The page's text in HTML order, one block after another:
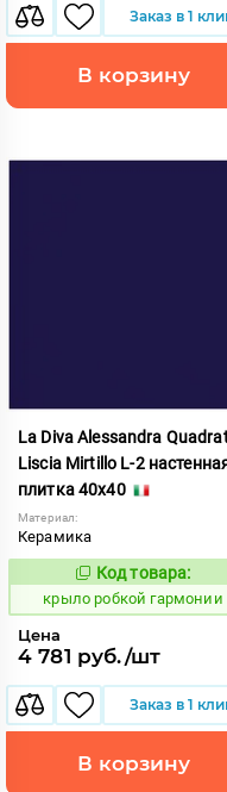
Заказ в 1
В корзину
La Diva Alessandra
Liscia Mirtillo L-2
плитка 40x40
Материал:
Керамика
837891
Код товара:
крыло робкой гармонии
Цена
4 781 руб./шт
Заказ в 1
В корзину